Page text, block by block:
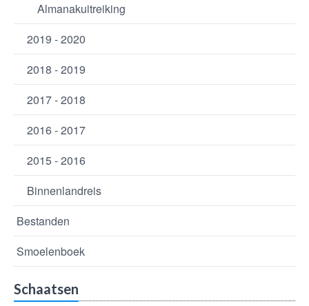
Almanakuitreiking
2019 - 2020
2018 - 2019
2017 - 2018
2016 - 2017
2015 - 2016
Binnenlandreis
Bestanden
Smoelenboek
Schaatsen